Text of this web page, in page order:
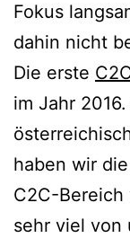
Fokus
dahin nicht
Die erste
im Jahr
haben wir
C2C-
sehr viel von